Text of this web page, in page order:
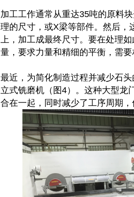
加工工作通常从重达35吨的原料
理的尺寸，或X梁等部件。然后，
上，加工成最终尺寸。要在处理
量，要求力量和精细的平衡，需
最近，为简化制造过程并减少石
立式铣磨机（图4）。这种大型龙
合在一起，同时减少了工序周期